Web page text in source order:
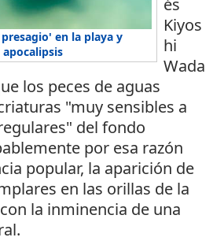
en la playa y
Kiyos
hi
Wada
los peces de aguas
"muy sensibles a
del fondo
por esa razón
popular, la aparición de
en las orillas de la
la inminencia de una